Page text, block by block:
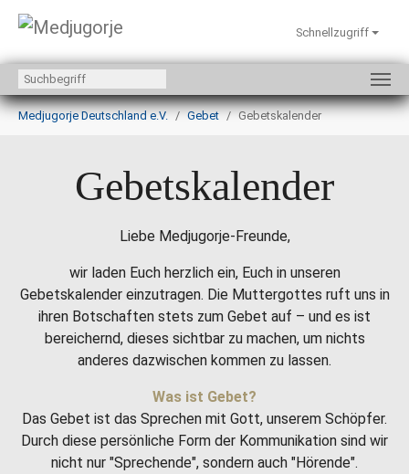
Zum Hauptinhalt springen
Schnellzugriff
Sie sind hier:
Medjugorje Deutschland e.V.
Gebet Gebetskalender
Gebetskalender
Liebe Medjugorje-Freunde,
wir laden Euch herzlich ein, Euch in unseren
Gebetskalender einzutragen. Die Muttergottes ruft uns in
ihren Botschaften stets zum Gebet auf – und es ist
bereichernd, dieses sichtbar zu machen, um nichts
anderes dazwischen kommen zu lassen.
Was ist Gebet?
Das Gebet ist das Sprechen mit Gott, unserem Schöpfer.
Durch diese persönliche Form der Kommunikation sind wir
nicht nur "Sprechende", sondern auch "Hörende".